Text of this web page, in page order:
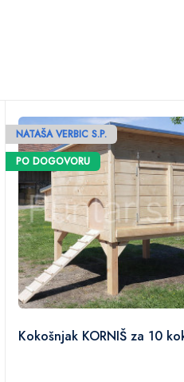
NATAŠA VERBIC S.P.
PO DOGOVORU
Kokošnjak KORNIŠ za 10